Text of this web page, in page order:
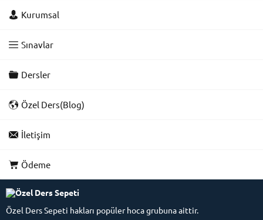
Kurumsal
Sınavlar
Dersler
Özel Ders(Blog)
İletişim
Ödeme
Özel Ders Sepeti hakları popüler hoca grubuna aittir.